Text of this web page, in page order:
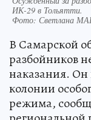
ИК-29 в Тольятти.
Фото: Светлана
В Самарской
разбойников
наказания. Он
колонии
режима,